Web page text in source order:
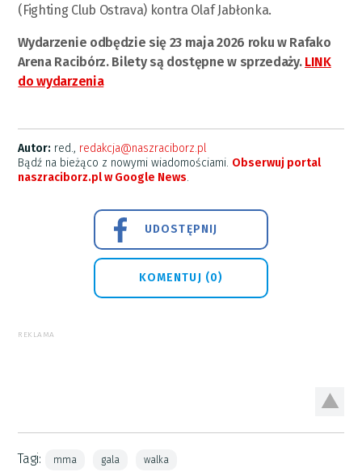
(Fighting Club Ostrava) kontra Olaf Jabłonka.
Wydarzenie odbędzie się 23 maja 2026 roku w Rafako
Arena Racibórz. Bilety są dostępne w sprzedaży. LINK
do wydarzenia
Autor: red., redakcja@naszraciborz.pl
Bądź na bieżąco z nowymi wiadomościami. Obserwuj portal
naszraciborz.pl w Google News.
UDOSTĘPNIJ
KOMENTUJ (0)
REKLAMA
Tagi: mma gala walka